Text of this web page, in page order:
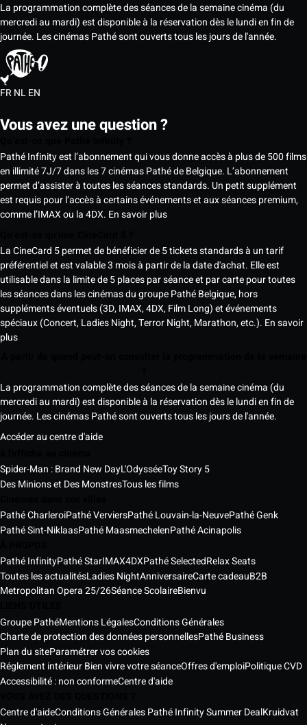
La programmation complète des séances de la semaine cinéma (du
mercredi au mardi) est disponible à la réservation dès le lundi en fin de
journée. Les cinémas Pathé sont ouverts tous les jours de l'année.
FRNLEN
Vous avez une question ?
Pathé Infinity est l’abonnement qui vous donne accès à plus de 500 films
en illimité 7J/7 dans les 7 cinémas Pathé de Belgique. L’abonnement
permet d’assister à toutes les séances standards. Un petit supplément
est requis pour l’accès à certains événements et aux séances premium,
comme l’IMAX ou la 4DX. En savoir plus
La CineCard 5 permet de bénéficier de 5 tickets standards à un tarif
préférentiel et est valable 3 mois à partir de la date d'achat. Elle est
utilisable dans la limite de 5 places par séance et par carte pour toutes
les séances dans les cinémas du groupe Pathé Belgique, hors
suppléments éventuels (3D, IMAX, 4DX, Film Long) et événements
spéciaux (Concert, Ladies Night, Terror Night, Marathon, etc.). En savoir
plus
La programmation complète des séances de la semaine cinéma (du
mercredi au mardi) est disponible à la réservation dès le lundi en fin de
journée. Les cinémas Pathé sont ouverts tous les jours de l'année.
Accéder au centre d'aide
Spider-Man : Brand New DayL'OdysséeToy Story 5
Des Minions et Des MonstresTous les films
Pathé CharleroiPathé VerviersPathé Louvain-la-NeuvePathé Genk
Pathé Sint-NiklaasPathé MaasmechelenPathé Acinapolis
Pathé InfinityPathé StarIMAX4DXPathé SelectedRelax Seats
Toutes les actualitésLadies NightAnniversaireCarte cadeauB2B
Metropolitan Opera 25/26Séance ScolaireBienvu
Groupe PathéMentions LégalesConditions Générales
Charte de protection des données personnellesPathé Business
Plan du siteParamétrer vos cookies
Réglement intérieur Bien vivre votre séanceOffres d'emploiPolitique CVD
Accessibilité : non conformeCentre d'aide
Centre d'aideConditions Générales Pathé Infinity Summer DealKruidvat